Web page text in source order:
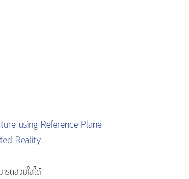
using Reference Plane
Reality
รถสวมใส่ได้